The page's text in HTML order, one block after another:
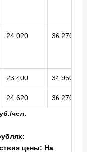
24 020 36 270
23 400 34 950
24 620
36 270
чел.
цены: На